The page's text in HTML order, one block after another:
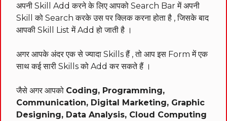
अपनी Skill Add करने के लिए आपको Search Bar में अपनी
Skill को Search करके उस पर क्लिक करना होता है , जिसके बाद
आपकी Skill List में Add हो जाती है ।
अगर आपके अंदर एक से ज्यादा Skills हैं , तो आप इस Form में एक
साथ कई सारी Skills को Add कर सकते हैं ।
जैसे अगर आपको Coding, Programming,
Communication, Digital Marketing, Graphic
Designing, Data Analysis, Cloud Computing